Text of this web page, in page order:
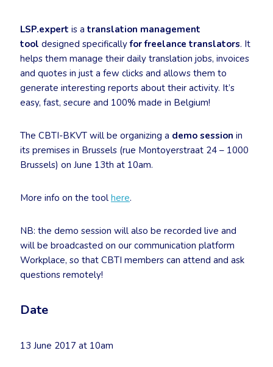
LSP.expert is a translation management
tool designed specificallyfor freelance translators. It
helps them manage their daily translation jobs, invoices
and quotes in just a few clicks and allows them to
generate interesting reports about their activity. It’s
easy, fast, secure and 100% made in Belgium!
The CBTI-BKVT will be organizing a demo session in
its premises in Brussels (rue Montoyerstraat 24 – 1000
Brussels) on June 13th at 10am.
More info on the tool here.
NB: the demo session will also be recorded live and
will be broadcasted on our communication platform
Workplace, so that CBTI members can attend and ask
questions remotely!
Date
13 June 2017 at 10am